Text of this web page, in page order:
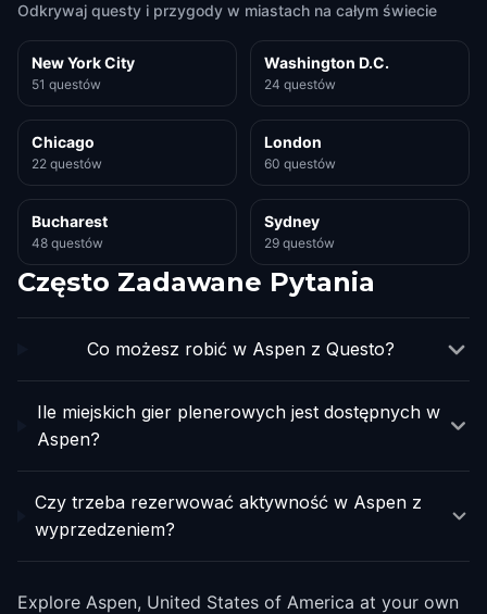
Odkrywaj questy i przygody w miastach na całym świecie
New York City
51 questów
Washington D.C.
24 questów
Chicago
22 questów
London
60 questów
Bucharest
48 questów
Sydney
29 questów
Często Zadawane Pytania
Co możesz robić w Aspen z Questo?
Ile miejskich gier plenerowych jest dostępnych w
Aspen?
Czy trzeba rezerwować aktywność w Aspen z
wyprzedzeniem?
Explore Aspen, United States of America at your own